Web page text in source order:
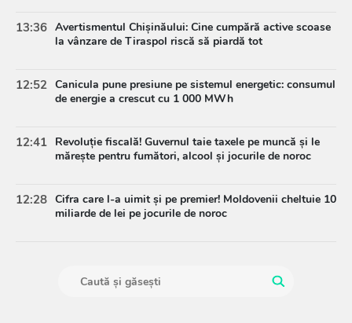
13:36 Avertismentul Chișinăului: Cine cumpără active scoase
la vânzare de Tiraspol riscă să piardă tot
12:52 Canicula pune presiune pe sistemul energetic: consumul
de energie a crescut cu 1 000 MWh
12:41 Revoluție fiscală! Guvernul taie taxele pe muncă și le
mărește pentru fumători, alcool și jocurile de noroc
12:28 Cifra care l-a uimit și pe premier! Moldovenii cheltuie 10
miliarde de lei pe jocurile de noroc